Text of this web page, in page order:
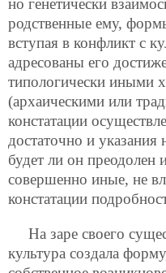
но генетически
родственные ему,
вступая в конфликт с
адресованы его
типологически иными
(архаическими или
констатации
достаточно и
будет ли он
совершенно иные, не
констатации
На заре своего
культура создала